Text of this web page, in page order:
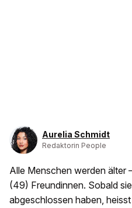
Aurelia Schmidt
Redaktorin People
Alle Menschen werden älter
(49) Freundinnen. Sobald
abgeschlossen haben,